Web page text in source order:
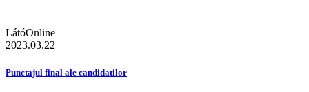
LátóOnline
2023.03.22
Punctajul final ale candidatilor